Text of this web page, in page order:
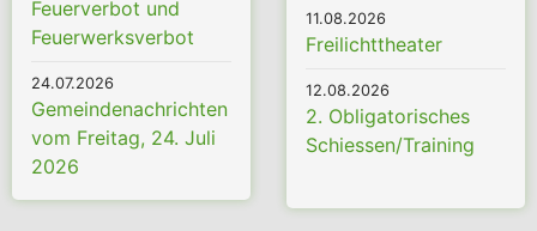
Feuerverbot und
Feuerwerksverbot
24.07.2026
Gemeindenachrichten
vom Freitag, 24. Juli
2026
11.08.2026
Freilichttheater
12.08.2026
2. Obligatorisches
Schiessen/Training